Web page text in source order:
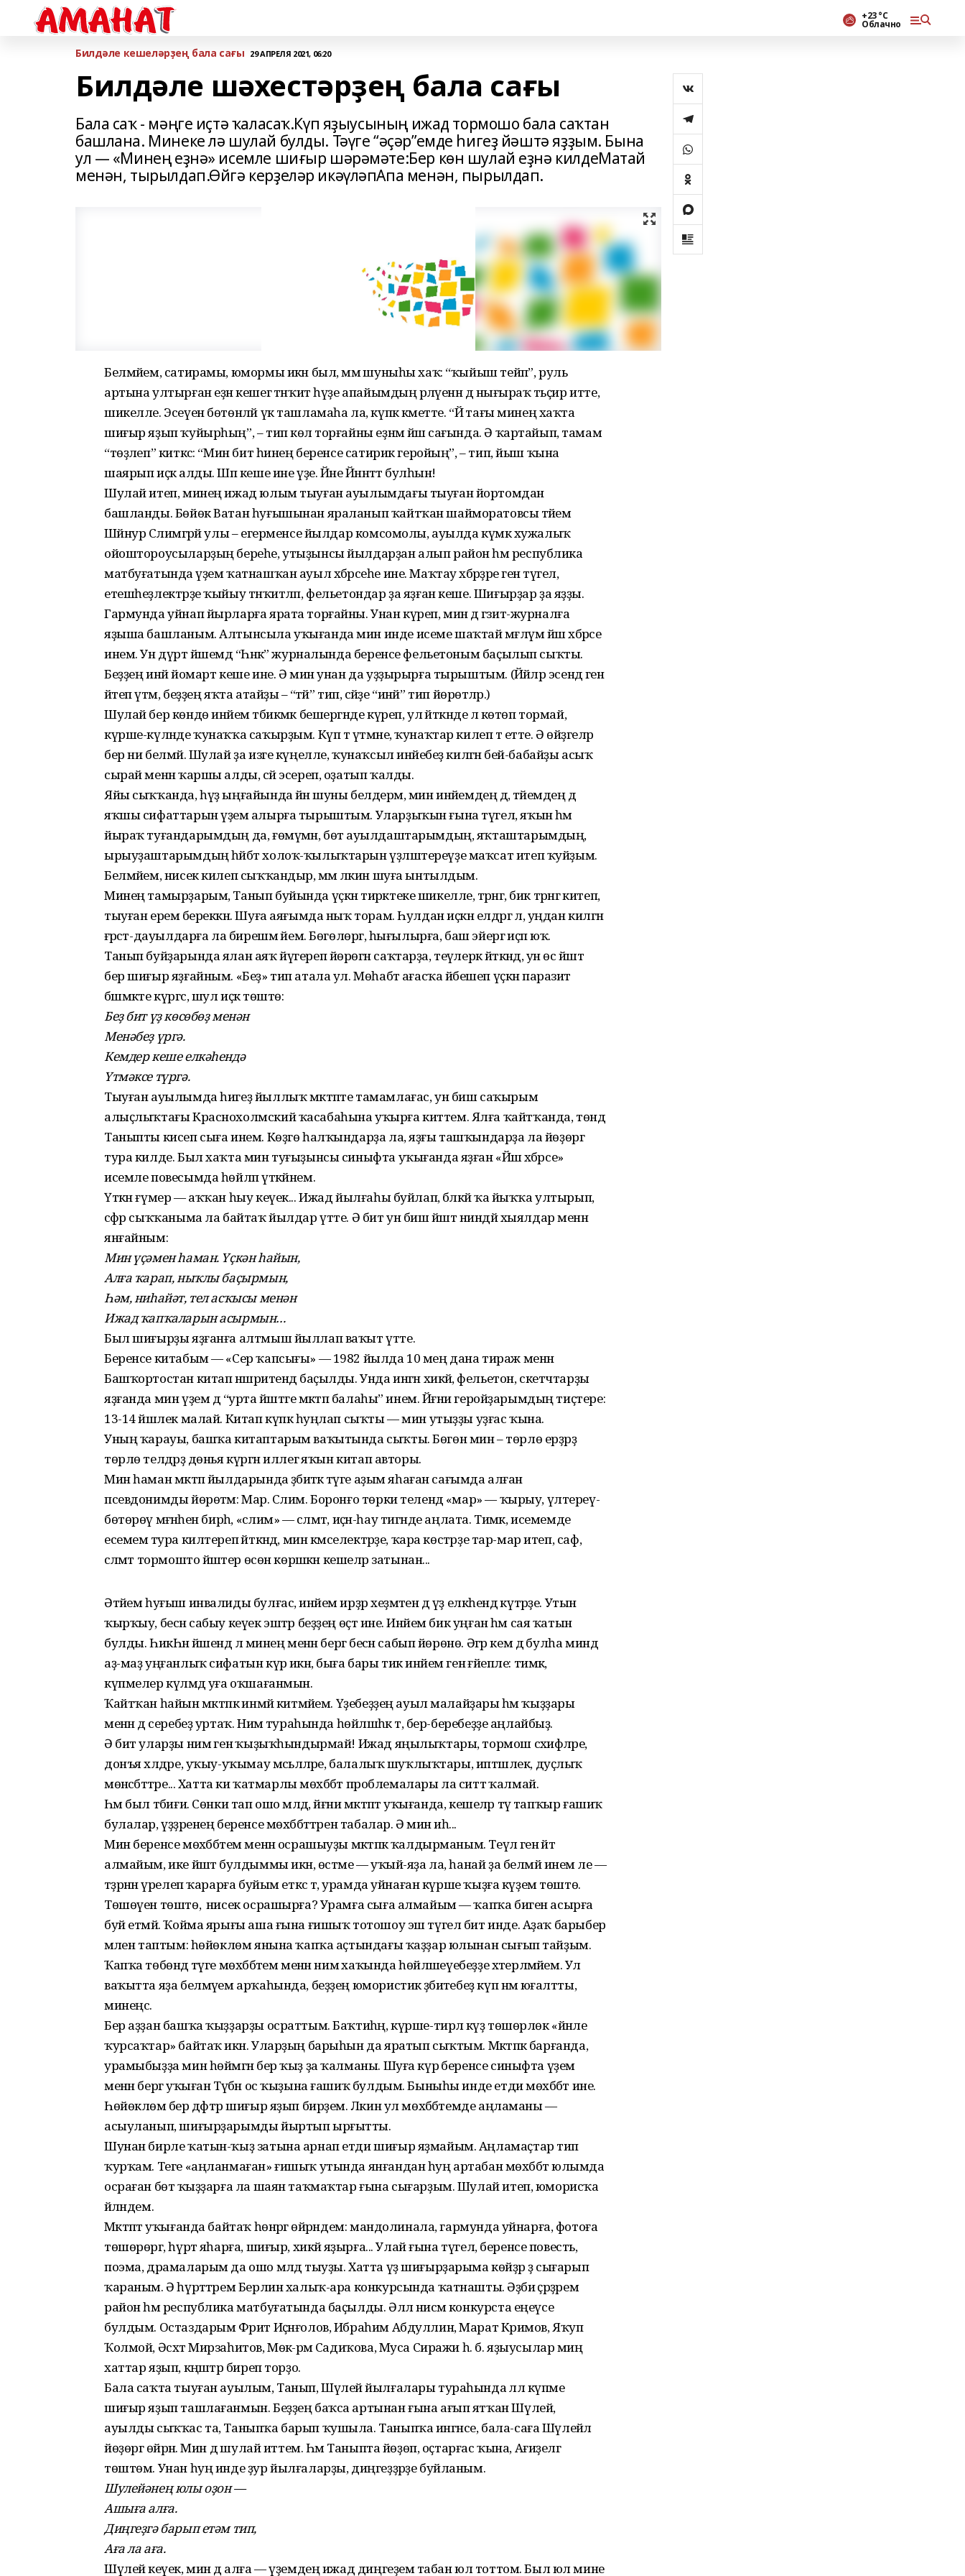
+23 °С
Облачно
Билдәле кешеләрҙең бала сағы 29 АПРЕЛЯ 2021, 06:20
Билдәле шәхестәрҙең бала сағы
Бала саҡ - мәңге иҫтә ҡаласаҡ.Күп яҙыусының ижад тормошо бала саҡтан
башлана. Минеке лә шулай булды. Тәүге “әҫәр”емде һигеҙ йәштә яҙҙым. Бына
ул — «Минең еҙнә» исемле шиғыр шәрәмәте:Бер көн шулай еҙнә килдеМатай
менән, тырылдап.Өйгә керҙеләр икәүләпАпа менән, пырылдап.
Белмәйем, сатирамы, юмормы икән был, әммә шуныһы хаҡ: “ҡыйыш тейәп”, руль
артына ултырған еҙнә кешегә тәнҡит һүҙе апайымдың әрләүенән дә нығыраҡ тәьҫир итте,
шикелле. Эсеүен бөтөнләй үк ташламаһа ла, күпкә кәметте. “Йә тағы минең хаҡта
шиғыр яҙып ҡуйырһың”, – тип көлә торғайны еҙнәм йәш сағында. Ә ҡартайып, тамам
“төҙәлеп” киткәс: “Мин бит һинең беренсе сатирик геройың”, – тип, йыш ҡына
шаярып иҫкә алды. Шәп кеше ине үҙе. Йәне Йәннәттә булһын!
Шулай итеп, минең ижад юлым тыуған ауылымдағы тыуған йортомдан
башланды. Бөйөк Ватан һуғышынан яраланып ҡайтҡан шайморатовсы әтәйем
Шәйнур Сәлимгәрәй улы – егерменсе йылдар комсомолы, ауылда күмәк хужалыҡ
ойоштороусыларҙың береһе, утыҙынсы йылдарҙан алып район һәм республика
матбуғатында әүҙем ҡатнашҡан ауыл хәбәрсеһе ине. Маҡтау хәбәрҙәре генә түгел,
етешһеҙлектәрҙе ҡыйыу тәнҡитләп, фельетондар ҙа яҙған кеше. Шиғырҙар ҙа яҙҙы.
Гармунда уйнап йырларға ярата торғайны. Унан күреп, мин дә гәзит-журналға
яҙыша башланым. Алтынсыла уҡығанда мин инде исеме шаҡтай мәғлүм йәш хәбәрсе
инем. Ун дүрт йәшемдә “Һәнәк” журналында беренсе фельетоным баҫылып сыҡты.
Беҙҙең инәй йомарт кеше ине. Ә мин унан да уҙҙырырға тырыштым. (Йәйәләр эсендә генә
әйтеп үтәм, беҙҙең яҡта атайҙы – “әтәй” тип, әсәйҙе “инәй” тип йөрөтәләр.)
Шулай бер көндө инәйем тәбикмәк бешергәнде күреп, ул әйткәнде лә көтөп тормай,
күрше-күләнде ҡунаҡҡа саҡырҙым. Күп тә үтмәне, ҡунаҡтар килеп тә етте. Ә өйҙәгеләр
бер ни белмәй. Шулай ҙа изге күңелле, ҡунаҡсыл инәйебеҙ килгән әбей-бабайҙы асыҡ
сырай менән ҡаршы алды, сәй эсереп, оҙатып ҡалды.
Яйы сыҡҡанда, һүҙ ыңғайында йәнә шуны белдерәм, мин инәйемдең дә, әтәйемдең дә
яҡшы сифаттарын үҙемә алырға тырыштым. Уларҙыҡын ғына түгел, яҡын һәм
йыраҡ туғандарымдың да, ғөмүмән, бөтә ауылдаштарымдың, яҡташтарымдың,
ырыуҙаштарымдың һәйбәт холоҡ-ҡылыҡтарын үҙләштереүҙе маҡсат итеп ҡуйҙым.
Белмәйем, нисек килеп сыҡҡандыр, әммә ләкин шуға ынтылдым.
Минең тамырҙарым, Танып буйында үҫкән тирәктеке шикелле, тәрәнгә, бик тәрәнгә китеп,
тыуған еремә береккән. Шуға аяғымда ныҡ торам. Һулдан иҫкән елдәргә лә, уңдан килгән
ғәрәсәт-дауылдарға ла бирешмә йем. Бөгөлөргә, һығылырға, баш эйергә иҫәп юҡ.
Танып буйҙарында ялан аяҡ йүгереп йөрөгән саҡтарҙа, теүәлерәк әйткәндә, ун өс йәштә
бер шиғыр яҙғайным. «Беҙ» тип атала ул. Мөһабәт ағасҡа йәбешеп үҫкән паразит
бәшмәкте күргәс, шул иҫкә төштө:
Беҙ бит үҙ көсөбөҙ менән
Менәбеҙ үргә.
Кемдер кеше елкәһендә
Үтмәксе түргә.
Тыуған ауылымда һигеҙ йыллыҡ мәктәпте тамамлағас, ун биш саҡырым
алыҫлыҡтағы Краснохолмский ҡасабаһына уҡырға киттем. Ялға ҡайтҡанда, төндә
Таныпты кисеп сыға инем. Көҙгө һалҡындарҙа ла, яҙғы ташҡындарҙа ла йөҙөргә
тура килде. Был хаҡта мин туғыҙынсы синыфта уҡығанда яҙған «Йәш хәбәрсе»
исемле повесымда һөйләп үткәйнем.
Үткән ғүмер — аҡҡан һыу кеүек... Ижад йылғаһы буйлап, бәләкәй ҡа йыҡҡа ултырып,
сәфәр сыҡҡаныма ла байтаҡ йылдар үтте. Ә бит ун биш йәштә ниндәй хыялдар менән
янғайным:
Мин үҫәмен һаман. Үҫкән һайын,
Алға ҡарап, ныҡлы баҫырмын,
Һәм, ниһайәт, тел асҡысы менән
Ижад ҡапҡаларын асырмын…
Был шиғырҙы яҙғанға алтмыш йыллап ваҡыт үтте.
Беренсе китабым — «Сер ҡапсығы» — 1982 йылда 10 мең дана тираж менән
Башҡортостан китап нәшриәтендә баҫылды. Унда ингән хикәйә, фельетон, скетчтарҙы
яҙғанда мин үҙем дә “урта йәштәге мәктәп балаһы” инем. Йәғни геройҙарымдың тиҫтере:
13-14 йәшлек малай. Китап күпкә һуңлап сыҡты — мин утыҙҙы уҙғас ҡына.
Уның ҡарауы, башҡа китаптарым ваҡытында сыҡты. Бөгөн мин – төрлө ерҙәрҙә
төрлө телдәрҙә дөнья күргән иллегә яҡын китап авторы.
Мин һаман мәктәп йылдарында әҙәбиәткә тәүге аҙым яһаған сағымда алған
псевдонимды йөрөтәм: Мар. Сәлим. Боронғо төрки телендә «мар» — ҡырыу, үлтереү-
бөтөрөү мәғәнәһен бирһә, «сәлим» — сәләмәт, иҫән-һау тигәнде аңлата. Тимәк, исемемде
есемемә тура килтереп әйткәндә, мин кәмселектәрҙе, ҡара көстәрҙе тар-мар итеп, саф,
сәләмәт тормошто йәшәтер өсөн көрәшкән кешеләр затынан...
Әтәйем һуғыш инвалиды булғас, инәйем ирҙәр хеҙмәтен дә үҙ елкәһендә күтәрҙе. Утын
ҡырҡыу, бесән сабыу кеүек эштәр беҙҙең өҫтә ине. Инәйем бик уңған һәм сая ҡатын
булды. ҺикҺән йәшендә лә минең менән бергә бесән сабып йөрөнө. Әгәр кем дә булһа миндә
аҙ-маҙ уңғанлыҡ сифатын күрә икән, быға бары тик инәйем генә ғәйепле: тимәк,
күпмелер күләмдә уға оҡшағанмын.
Ҡайтҡан һайын мәктәпкә инмәй китмәйем. Үҙебеҙҙең ауыл малайҙары һәм ҡыҙҙары
менән дә серебеҙ уртаҡ. Нимә тураһында һөйләшһәк тә, бер-беребеҙҙе аңлайбыҙ.
Ә бит уларҙы нимә генә ҡыҙыҡһындырмай! Ижад яңылыҡтары, тормош сәхифәләре,
донъя хәлдәре, уҡыу-уҡымау мәсьәләләре, балалыҡ шуҡлыҡтары, иптәшлек, дуҫлыҡ
мөнәсәбәттәре... Хатта ки ҡатмарлы мөхәббәт проблемалары ла ситтә ҡалмай.
Һәм был тәбиғи. Сөнки тап ошо мәлдә, йәғни мәктәптә уҡығанда, кешеләр тәү тапҡыр ғашиҡ
булалар, үҙҙәренең беренсе мөхәббәттәрен табалар. Ә мин иһә...
Мин беренсе мөхәббәтем менән осрашыуҙы мәктәпкә ҡалдырманым. Теүәл генә әйтә
алмайым, ике йәштә булдыммы икән, өстәме — уҡый-яҙа ла, һанай ҙа белмәй инем әле —
тәҙрәнән үрелеп ҡарарға буйым еткәс тә, урамда уйнаған күрше ҡыҙға күҙем төштө.
Төшөүен төштө, ә нисек осрашырға? Урамға сыға алмайым — ҡапҡа биген асырға
буй етмәй. Ҡойма ярығы аша ғына ғишыҡ тотошоу эш түгел бит инде. Аҙаҡ барыбер
әмәлен таптым: һөйөклөм янына ҡапҡа аҫтындағы ҡаҙҙар юлынан сығып тайҙым.
Ҡапҡа төбөндә тәүге мөхәббәтем менән нимә хаҡында һөйләшеүебеҙҙе хәтерләмәйем. Ул
ваҡытта яҙа белмәүем арҡаһында, беҙҙең юмористик әҙәбиәтебеҙ күп нәмә юғалтты,
минеңсә.
Бер аҙҙан башҡа ҡыҙҙарҙы осраттым. Баҡтиһәң, күрше-тирәлә күҙ төшөрлөк «йәнле
ҡурсаҡтар» байтаҡ икән. Уларҙың барыһын да яратып сыҡтым. Мәктәпкә барғанда,
урамыбыҙҙа мин һөймәгән бер ҡыҙ ҙа ҡалманы. Шуға күрә беренсе синыфта үҙем
менән бергә уҡыған Түбән ос ҡыҙына ғашиҡ булдым. Быныһы инде етди мөхәббәт ине.
Һөйөклөмә бер дәфтәр шиғыр яҙып бирҙем. Ләкин ул мөхәббәтемде аңламаны —
асыуланып, шиғырҙарымды йыртып ырғытты.
Шунан бирле ҡатын-ҡыҙ затына арнап етди шиғыр яҙмайым. Аңламаҫтар тип
ҡурҡам. Теге «аңланмаған» ғишыҡ утында янғандан һуң артабан мөхәббәт юлымда
осраған бөтә ҡыҙҙарға ла шаян таҡмаҡтар ғына сығарҙым. Шулай итеп, юморисҡа
әйләндем.
Мәктәптә уҡығанда байтаҡ һөнәргә өйрәндем: мандолинала, гармунда уйнарға, фотоға
төшөрөргә, һүрәт яһарға, шиғыр, хикәйә яҙырға... Улай ғына түгел, беренсе повесть,
поэма, драмаларым да ошо мәлдә тыуҙы. Хатта үҙ шиғырҙарыма көйҙәр ҙә сығарып
ҡараным. Ә һүрәттәрем Берлин халыҡ-ара конкурсында ҡатнашты. Әҙәби әҫәрҙәрем
район һәм республика матбуғатында баҫылды. Әллә нисәмә конкурста еңеүсе
булдым. Остаздарым Фәрит Иҫәнғолов, Ибраһим Абдуллин, Марат Кәримов, Яҡуп
Ҡолмой, Әсхәт Мирзаһитов, Мөкә-рәмә Садиҡова, Муса Сиражи һ. б. яҙыусылар миңә
хаттар яҙып, кәңәштәр биреп торҙо.
Бала саҡта тыуған ауылым, Танып, Шүлейә йылғалары тураһында әллә күпме
шиғыр яҙып ташлағанмын. Беҙҙең баҡса артынан ғына ағып ятҡан Шүлейә,
ауылды сыҡҡас та, Таныпҡа барып ҡушыла. Таныпҡа ингәнсе, бала-саға Шүлейәлә
йөҙөргә өйрәнә. Мин дә шулай иттем. Һәм Таныпта йөҙөп, оҫтарғас ҡына, Ағиҙелгә
төштөм. Унан һуң инде ҙур йылғаларҙы, диңгеҙҙәрҙе буйланым.
Шулейәнең юлы оҙон —
Ашыға алға.
Диңгеҙгә барып етәм тип,
Аға ла аға.
Шүлейә кеүек, мин дә алға — үҙемдең ижад диңгеҙемә табан юл тоттом. Был юл мине